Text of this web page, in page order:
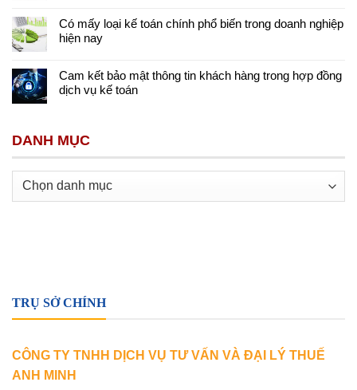
Có mấy loại kế toán chính phổ biến trong doanh nghiệp
hiện nay
Cam kết bảo mật thông tin khách hàng trong hợp đồng
dịch vụ kế toán
DANH MỤC
Danh
TRỤ SỞ CHÍNH
CÔNG TY TNHH DỊCH VỤ TƯ VẤN VÀ ĐẠI LÝ THUẾ
ANH MINH